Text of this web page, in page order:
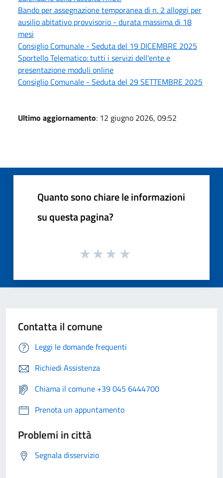
Bando per assegnazione temporanea di n. 2 alloggi per
ausilio abitativo provvisorio - durata massima di 18
mesi
Consiglio Comunale - Seduta del 19 DICEMBRE 2025
Sportello Telematico: tutti i servizi dell'ente e
presentazione moduli online
Consiglio Comunale - Seduta del 29 SETTEMBRE 2025
Ultimo aggiornamento: 12 giugno 2026, 09:52
Quanto sono chiare le informazioni
su questa pagina?
Contatta il comune
Leggi le domande frequenti
Richiedi Assistenza
Chiama il comune +39 045 6444700
Prenota un appuntamento
Problemi in città
Segnala disservizio